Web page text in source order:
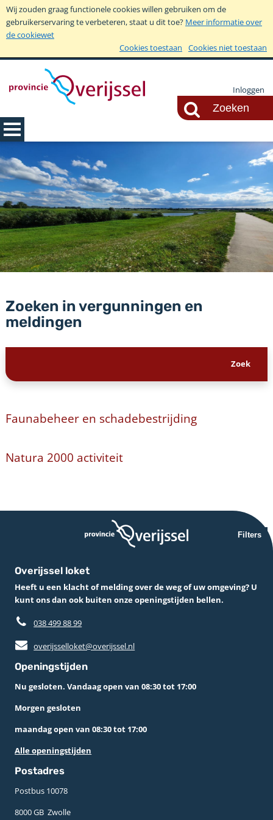
Wij zouden graag functionele cookies willen gebruiken om de
gebruikerservaring te verbeteren, staat u dit toe? Meer informatie over
de cookiewet
Cookies toestaan
Cookies niet toestaan
Inloggen
Zoeken in vergunningen en
meldingen
Faunabeheer en schadebestrijding
Natura 2000 activiteit
Filters
Overijssel loket
Heeft u een klacht of melding over de weg of uw omgeving? U
kunt ons dan ook buiten onze openingstijden bellen.
038 499 88 99
overijsselloket@overijssel.nl
Openingstijden
Nu gesloten. Vandaag open van 08:30 tot 17:00
Morgen gesloten
maandag open van 08:30 tot 17:00
Alle openingstijden
Postadres
Postbus 10078 ­
8000 GB ­ Zwolle